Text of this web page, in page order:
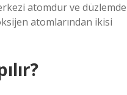
atomdur ve düzlemde
atomlarından ikisi